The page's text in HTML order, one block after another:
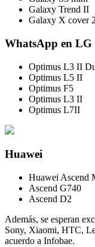
Galaxy Trend II
Galaxy X cover
WhatsApp en LG
Optimus L3 II
Optimus L5 II
Optimus F5
Optimus L3 II
Optimus L7II
Huawei
Huawei Ascend
Ascend G740
Ascend D2
Además, se esperan
Sony, Xiaomi, HTC,
acuerdo a Infobae.